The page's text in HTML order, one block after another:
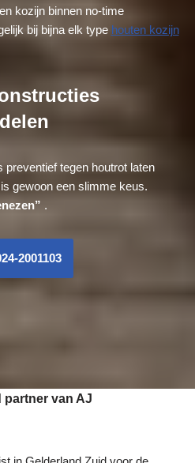
kozijn binnen no-time
bij bijna elk type houten kozijn
tegen houtrot laten
gewoon een slimme keus.
.
2001103
partner van AJ